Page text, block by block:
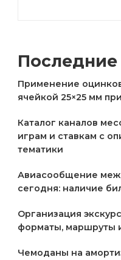
Последние
Применение
ячейкой 25×25 мм
Каталог каналов
играм и ставкам с
тематики
Авиасообщение
сегодня: наличие
Организация
форматы, маршруты
Чемоданы на